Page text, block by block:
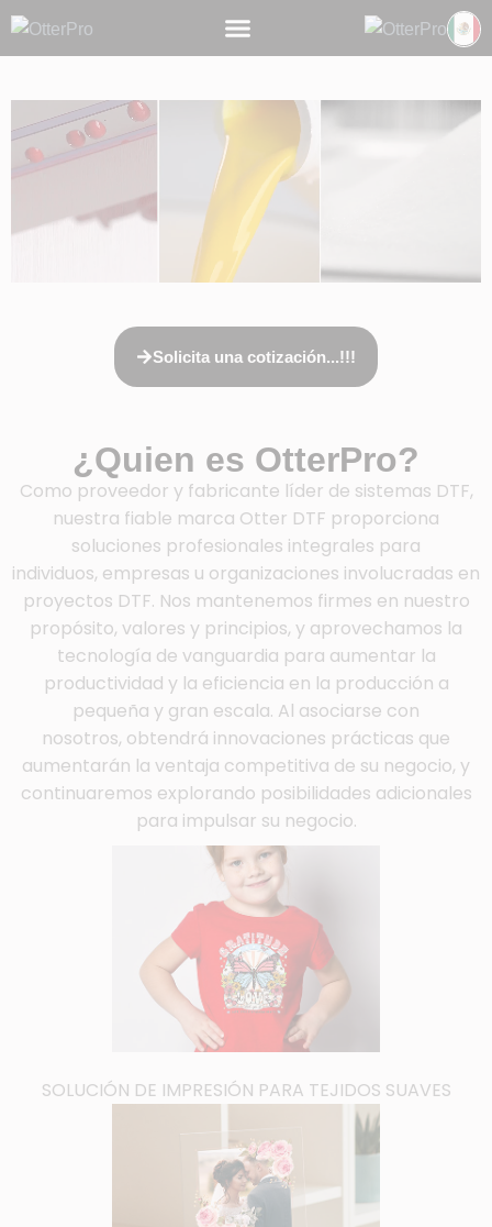
Solicita una cotización...!!!
¿Quien es OtterPro?
Como proveedor y fabricante líder de sistemas DTF,
nuestra fiable marca Otter DTF proporciona
soluciones profesionales integrales para
individuos, empresas u organizaciones involucradas en
proyectos DTF. Nos mantenemos firmes en nuestro
propósito, valores y principios, y aprovechamos la
tecnología de vanguardia para aumentar la
productividad y la eficiencia en la producción a
pequeña y gran escala. Al asociarse con
nosotros, obtendrá innovaciones prácticas que
aumentarán la ventaja competitiva de su negocio, y
continuaremos explorando posibilidades adicionales
para impulsar su negocio.
SOLUCIÓN DE IMPRESIÓN PARA TEJIDOS SUAVES